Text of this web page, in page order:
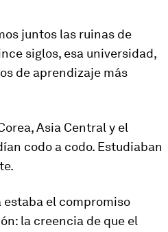
juntos las ruinas de
siglos, esa universidad,
de aprendizaje más
Asia Central y el
codo a codo. Estudiaban
estaba el compromiso
la creencia de que el